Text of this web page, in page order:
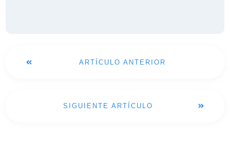
ARTÍCULO ANTERIOR
SIGUIENTE ARTÍCULO